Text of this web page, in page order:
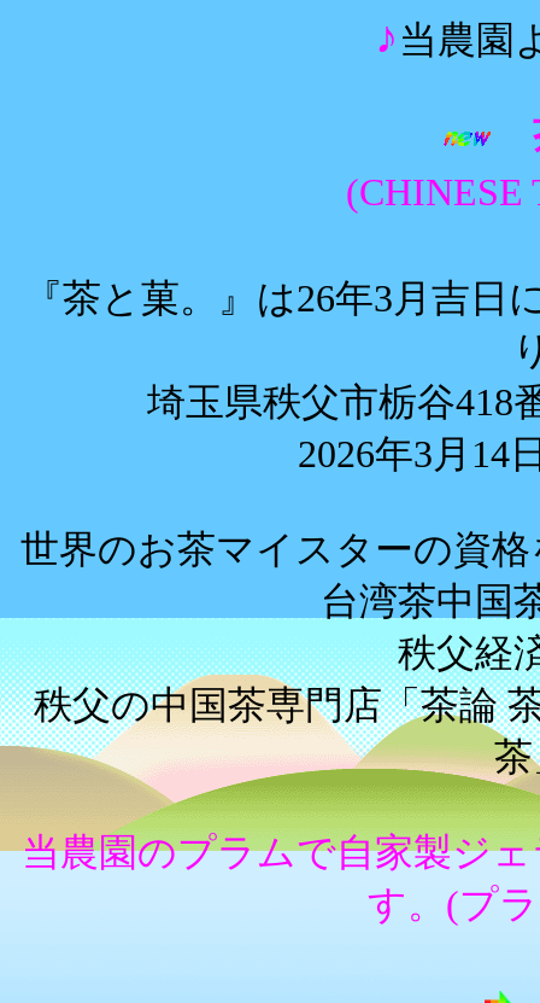
♪ 当農園
(CHINESE
『茶と菓。』は26年3月吉
埼玉県秩父市栃谷418
2026年3月14
世界のお茶マイスターの資
台湾茶中国
秩父経
秩父の中国茶専門店「茶論
当農園のプラムで自家製ジ
す。(プ